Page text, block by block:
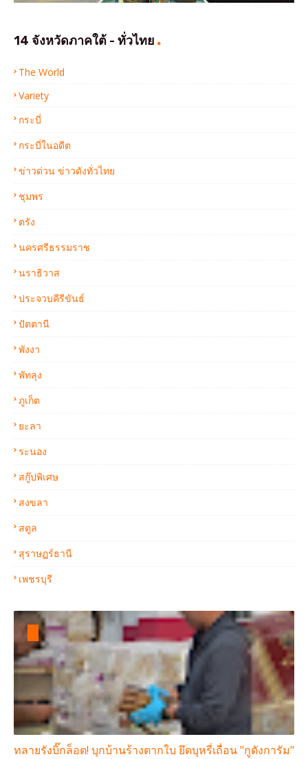
14 จังหวัดภาคใต้ - ทั่วไทย
The World
Variety
กระบี่
กระบี่ในอดีต
ข่าวด่วน ข่าวดังทั่วไทย
ชุมพร
ตรัง
นครศรีธรรมราช
นราธิวาส
ประจวบคีรีขันธ์
ปัตตานี
พังงา
พัทลุง
ภูเก็ต
ยะลา
ระนอง
สกู๊ปพิเศษ
สงขลา
สตูล
สุราษฏร์ธานี
เพชรบุรี
ทลายรังบิ๊กล็อต! บุกบ้านร้างตากใบ ยึดบุหรี่เถื่อน "กูดังการัม"